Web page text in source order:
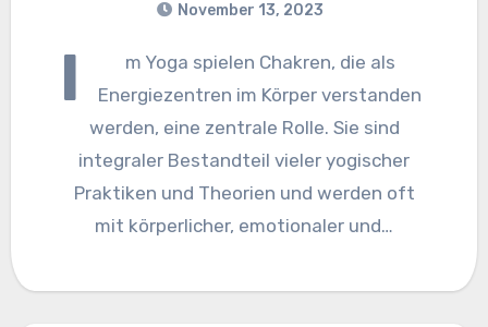
November 13, 2023
I
m Yoga spielen Chakren, die als
Energiezentren im Körper verstanden
werden, eine zentrale Rolle. Sie sind
integraler Bestandteil vieler yogischer
Praktiken und Theorien und werden oft
mit körperlicher, emotionaler und…